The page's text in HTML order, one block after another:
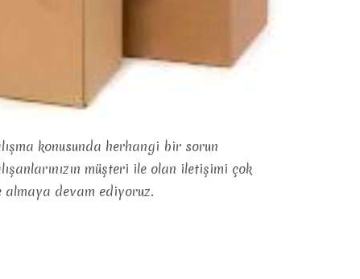
konusunda herhangi bir sorun
müşteri ile olan iletişimi çok
almaya devam ediyoruz.